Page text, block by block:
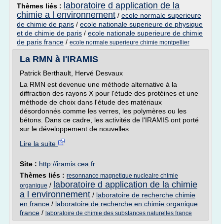
Thèmes liés : laboratoire d application de la
chimie a l environnement / ecole normale superieure
de chimie de paris / ecole nationale superieure de physique
et de chimie de paris / ecole nationale superieure de chimie
de paris france / ecole normale superieure chimie montpellier
La RMN à l'IRAMIS
Patrick Berthault, Hervé Desvaux
La RMN est devenue une méthode alternative à la
diffraction des rayons X pour l'étude des protéines et une
méthode de choix dans l'étude des matériaux
désordonnés comme les verres, les polymères ou les
bétons. Dans ce cadre, les activités de l'IRAMIS ont porté
sur le développement de nouvelles...
Lire la suite
Site : http://iramis.cea.fr
Thèmes liés : resonnance magnetique nucleaire chimie
organique / laboratoire d application de la chimie
a l environnement / laboratoire de recherche chimie
en france / laboratoire de recherche en chimie organique
france / laboratoire de chimie des substances naturelles france